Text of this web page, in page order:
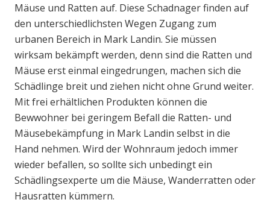
Mäuse und Ratten auf. Diese Schadnager finden auf
den unterschiedlichsten Wegen Zugang zum
urbanen Bereich in Mark Landin. Sie müssen
wirksam bekämpft werden, denn sind die Ratten und
Mäuse erst einmal eingedrungen, machen sich die
Schädlinge breit und ziehen nicht ohne Grund weiter.
Mit frei erhältlichen Produkten können die
Bewwohner bei geringem Befall die Ratten- und
Mäusebekämpfung in Mark Landin selbst in die
Hand nehmen. Wird der Wohnraum jedoch immer
wieder befallen, so sollte sich unbedingt ein
Schädlingsexperte um die Mäuse, Wanderratten oder
Hausratten kümmern.